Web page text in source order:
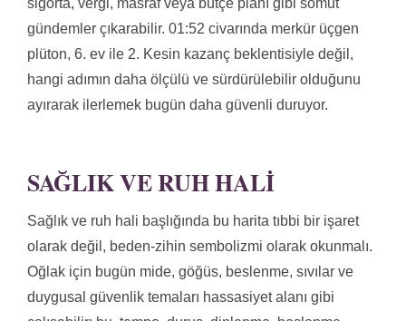
gündemler çıkarabilir. 01:52 civarında merkür üçgen
plüton, 6. ev ile 2. Kesin kazanç beklentisiyle değil,
hangi adımın daha ölçülü ve sürdürülebilir olduğunu
ayırarak ilerlemek bugün daha güvenli duruyor.
SAĞLIK VE RUH HALI
Sağlık ve ruh hali başlığında bu harita tıbbi bir işaret
olarak değil, beden-zihin sembolizmi olarak okunmalı.
Oğlak için bugün mide, göğüs, beslenme, sıvılar ve
duygusal güvenlik temaları hassasiyet alanı gibi